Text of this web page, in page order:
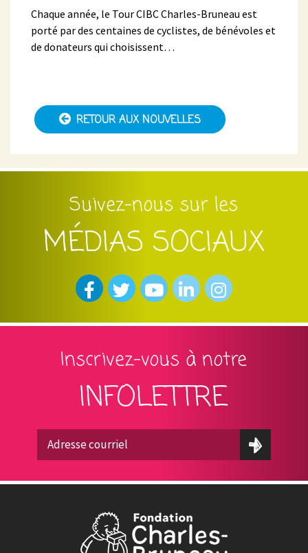
Chaque année, le Tour CIBC Charles-Bruneau est
porté par des centaines de cyclistes, de bénévoles et
de donateurs qui choisissent…
RETOUR AUX NOUVELLES
Suivez-nous sur les
MÉDIAS SOCIAUX
Inscrivez-vous à notre
INFOLETTRE